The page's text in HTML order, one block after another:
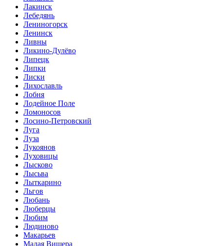
Лакинск
Лебедянь
Лениногорск
Ленинск
Ливны
Ликино-Дулёво
Липецк
Липки
Лиски
Лихославль
Лобня
Лодейное Поле
Ломоносов
Лосино-Петровский
Луга
Луза
Лукоянов
Луховицы
Лысково
Лысьва
Лыткарино
Льгов
Любань
Люберцы
Любим
Людиново
Макарьев
Малая Вишера